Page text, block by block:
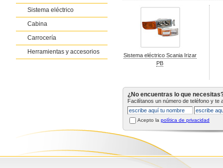
Sistema eléctrico
Cabina
Carrocería
Herramientas y accesorios
Sistema eléctrico Scania Irizar
PB
¿No encuentras lo que
Facilítanos un número de teléfono y te
Acepto la política de privacidad